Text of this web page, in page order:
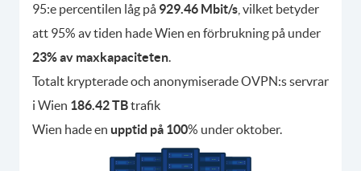
95:e percentilen låg på 929.46 Mbit/s , vilket betyder
att 95% av tiden hade Wien en förbrukning på under
23% av maxkapaciteten.
Totalt krypterade och anonymiserade OVPN:s servrar
i Wien 186.42 TBtrafik
Wien hade en upptid på 100% under oktober.